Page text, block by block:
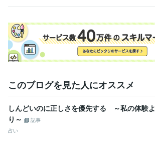
このブログを見た人にオススメ
しんどいのに正しさを優先する ～私の体験よ
り～
記事
占い